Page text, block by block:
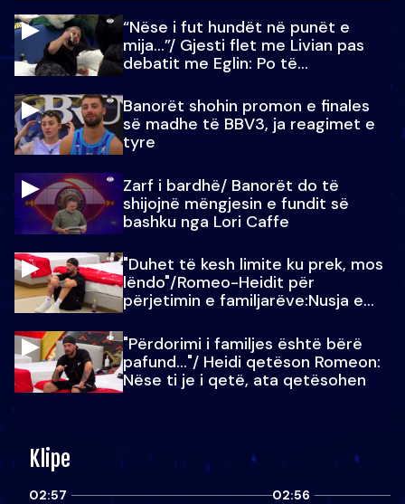
“Nëse i fut hundët në punët e
mija…”/ Gjesti flet me Livian pas
debatit me Eglin: Po të
Banorët shohin promon e finales
së madhe të BBV3, ja reagimet e
tyre
Zarf i bardhë/ Banorët do të
shijojnë mëngjesin e fundit së
bashku nga Lori Caffe
"Duhet të kesh limite ku prek, mos
lëndo"/Romeo-Heidit për
përjetimin e familjarëve:Nusja e
"Përdorimi i familjes është bërë
pafund…"/ Heidi qetëson Romeon:
Nëse ti je i qetë, ata qetësohen
Klipe
02:57 02:56